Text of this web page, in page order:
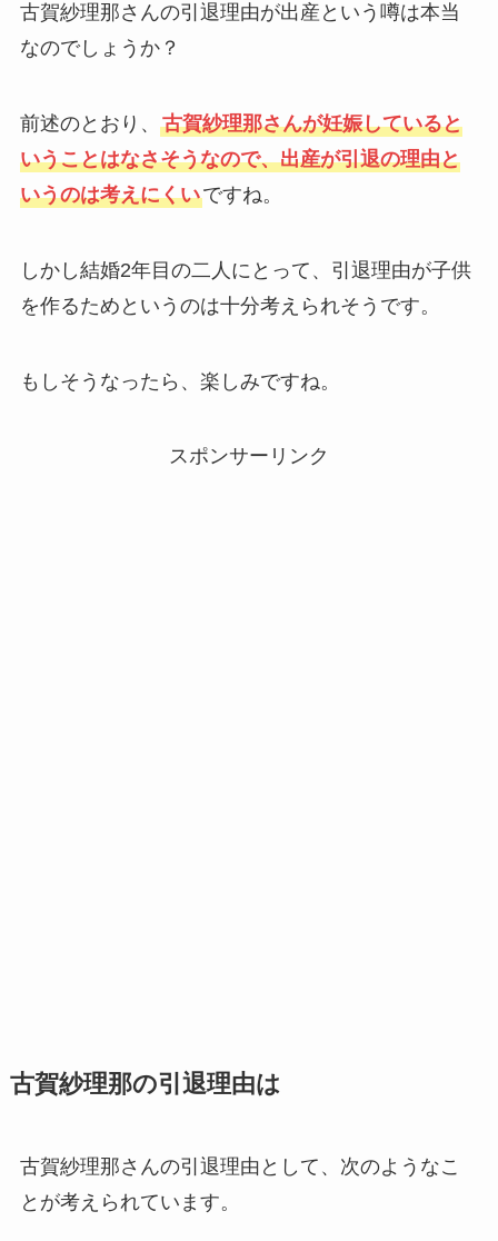
古賀紗理那さんの引退理由が出産という噂は本当
なのでしょうか？
前述のとおり、 古賀紗理那さんが妊娠していると
いうことはなさそうなので、出産が引退の理由と
いうのは考えにくいですね。
しかし結婚2年目の二人にとって、引退理由が子供
を作るためというのは十分考えられそうです。
もしそうなったら、楽しみですね。
スポンサーリンク
古賀紗理那の引退理由は
古賀紗理那さんの引退理由として、次のようなこ
とが考えられています。